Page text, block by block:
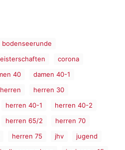
bodenseerunde
corona
40
damen 40-1
herren
herren 30
herren 40-1
herren 40-2
herren 65/2
herren 70
herren 75 jhv
jugend